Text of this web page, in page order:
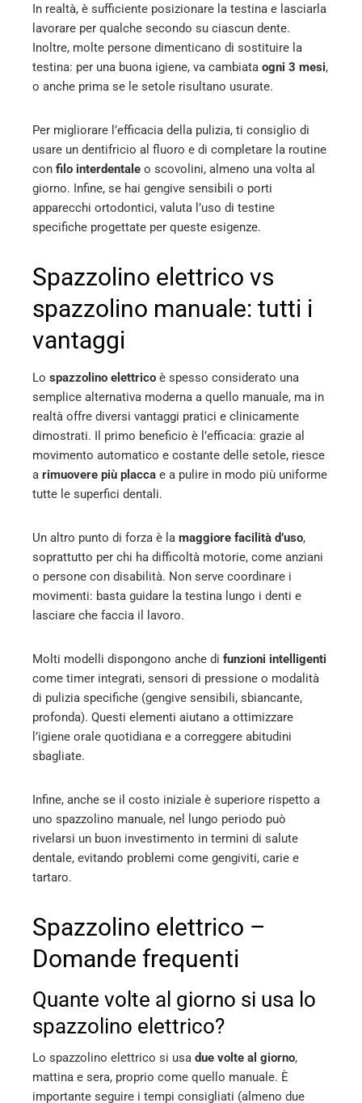
In realtà, è sufficiente posizionare la testina e lasciarla
lavorare per qualche secondo su ciascun dente.
Inoltre, molte persone dimenticano di sostituire la
testina: per una buona igiene, va cambiata ogni 3 mesi,
o anche prima se le setole risultano usurate.
Per migliorare l’efficacia della pulizia, ti consiglio di
usare un dentifricio al fluoro e di completare la routine
con filo interdentale o scovolini, almeno una volta al
giorno. Infine, se hai gengive sensibili o porti
apparecchi ortodontici, valuta l’uso di testine
specifiche progettate per queste esigenze.
Spazzolino elettrico vs
spazzolino manuale: tutti i
vantaggi
Lo spazzolino elettrico è spesso considerato una
semplice alternativa moderna a quello manuale, ma in
realtà offre diversi vantaggi pratici e clinicamente
dimostrati. Il primo beneficio è l’efficacia: grazie al
movimento automatico e costante delle setole, riesce
a rimuovere più placca e a pulire in modo più uniforme
tutte le superfici dentali.
Un altro punto di forza è la maggiore facilità d’uso,
soprattutto per chi ha difficoltà motorie, come anziani
o persone con disabilità. Non serve coordinare i
movimenti: basta guidare la testina lungo i denti e
lasciare che faccia il lavoro.
Molti modelli dispongono anche di funzioni intelligenti
come timer integrati, sensori di pressione o modalità
di pulizia specifiche (gengive sensibili, sbiancante,
profonda). Questi elementi aiutano a ottimizzare
l’igiene orale quotidiana e a correggere abitudini
sbagliate.
Infine, anche se il costo iniziale è superiore rispetto a
uno spazzolino manuale, nel lungo periodo può
rivelarsi un buon investimento in termini di salute
dentale, evitando problemi come gengiviti, carie e
tartaro.
Spazzolino elettrico –
Domande frequenti
Quante volte al giorno si usa lo
spazzolino elettrico?
Lo spazzolino elettrico si usa due volte al giorno,
mattina e sera, proprio come quello manuale. È
importante seguire i tempi consigliati (almeno due